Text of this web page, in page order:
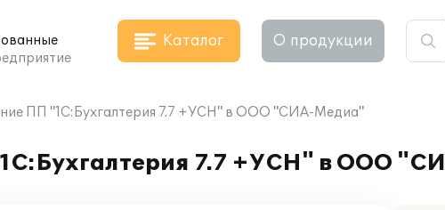
Каталог О продукции
ПП "1С:Бухгалтерия 7.7 +УСН" в ООО "СИА-Медиа"
7.7 +УСН" в ООО